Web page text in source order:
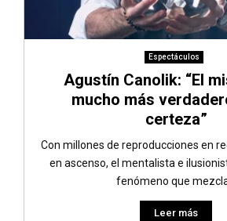
Espectáculos
Agustín Canolik: “El
mucho más
certeza”
Con millones de reproducciones en
en ascenso, el mentalista e
fenómeno que
Leer más